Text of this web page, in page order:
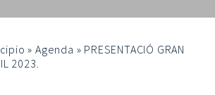
»Agenda » PRESENTACIÓ GRAN
2023.